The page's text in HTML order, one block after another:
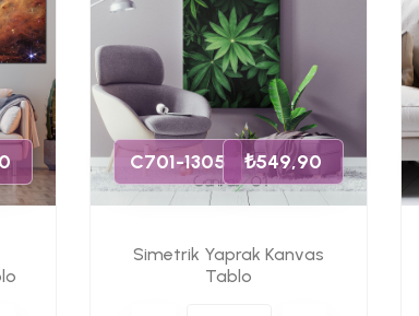
C701-1305 ₺549,90
Simetrik Yaprak Kanvas
Tablo